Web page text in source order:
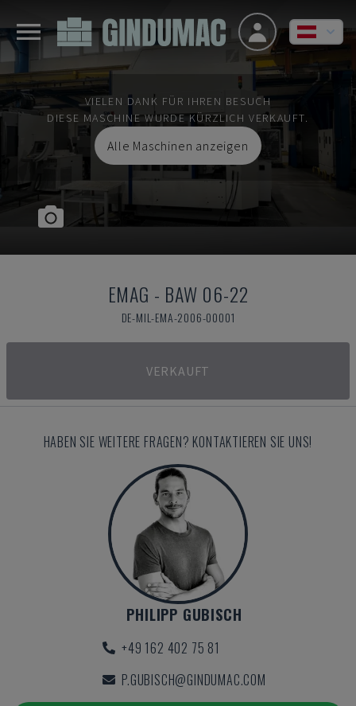
VIELEN DANK FÜR IHREN BESUCH
DIESE MASCHINE WURDE KÜRZLICH VERKAUFT.
Alle Maschinen anzeigen
EMAG - BAW 06-22
DE-MIL-EMA-2006-00001
VERKAUFT
HABEN SIE WEITERE FRAGEN? KONTAKTIEREN SIE UNS!
PHILIPP GUBISCH
+49 162 402 75 81
P.GUBISCH@GINDUMAC.COM